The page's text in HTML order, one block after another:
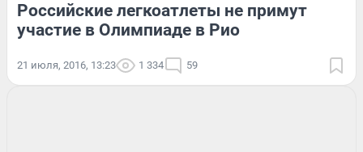
Российские легкоатлеты не примут
участие в Олимпиаде в Рио
21 июля, 2016, 13:23 1 334 59